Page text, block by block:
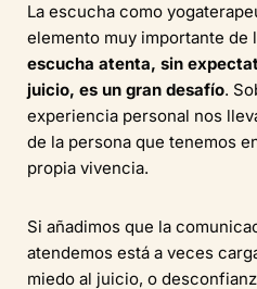
La escucha como
elemento muy importante de
escucha atenta, sin
juicio, es un gran desafío.
experiencia personal nos
de la persona que tenemos
propia vivencia.
Si añadimos que la
atendemos está a veces
miedo al juicio, o